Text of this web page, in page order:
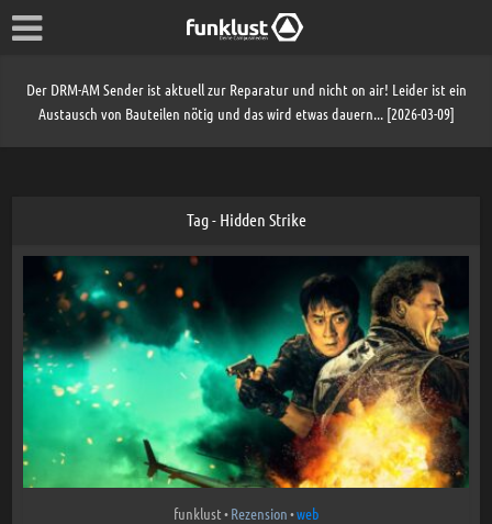
Der DRM-AM Sender ist aktuell zur Reparatur und nicht on air! Leider ist ein
Austausch von Bauteilen nötig und das wird etwas dauern... [2026-03-09]
Tag - Hidden Strike
funklust• Rezension•web